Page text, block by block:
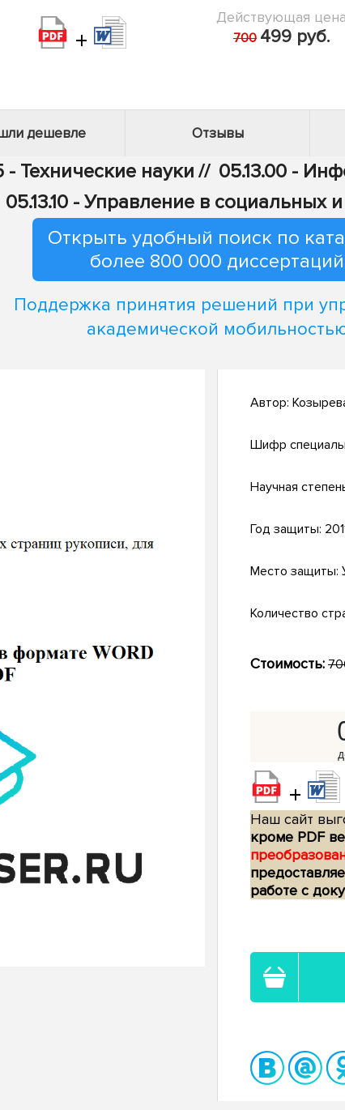
+
Действующая цена
700 499 руб.
дешевле Отзывы
- Технические науки // 05.13.00 -
05.13.10 - Управление в социальных
Открыть удобный поиск по
более 800 000 диссертаций
Поддержка принятия решений при
академической
Автор:
Шифр
Научная
Год защиты:
Место защиты:
Количество
Стоимость:
+
Наш сайт
кроме PDF
работе с